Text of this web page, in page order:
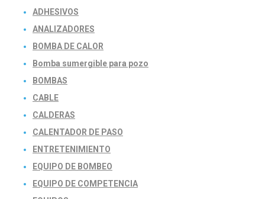
ADHESIVOS
ANALIZADORES
BOMBA DE CALOR
Bomba sumergible para pozo
BOMBAS
CABLE
CALDERAS
CALENTADOR DE PASO
ENTRETENIMIENTO
EQUIPO DE BOMBEO
EQUIPO DE COMPETENCIA